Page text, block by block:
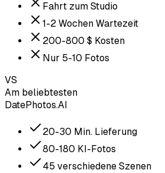
Fahrt zum Studio
1-2 Wochen Wartezeit
200-800 $ Kosten
Nur 5-10 Fotos
VS
Am beliebtesten
DatePhotos.AI
20-30 Min. Lieferung
80-180 KI-Fotos
45 verschiedene Szenen